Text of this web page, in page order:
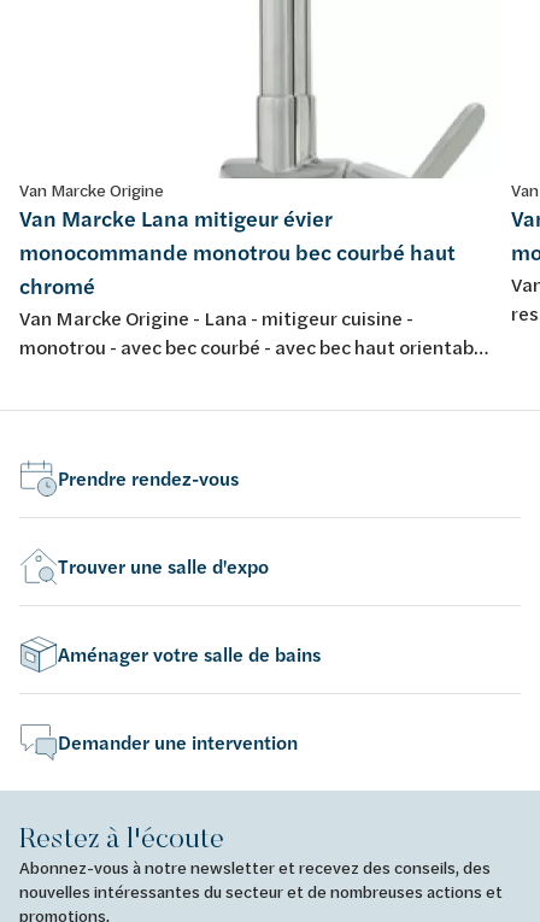
Van Marcke Origine
Van Marcke Lana mitigeur évier
monocommande monotrou bec courbé haut
chromé
Van Marcke Origine - Lana - mitigeur cuisine -
monotrou - avec bec courbé - avec bec haut orientable
Prendre rendez-vous
Trouver une salle d'expo
Aménager votre salle de bains
Demander une intervention
Restez à l'écoute
Abonnez-vous à notre newsletter et recevez des conseils, des
nouvelles intéressantes du secteur et de nombreuses actions et
promotions.